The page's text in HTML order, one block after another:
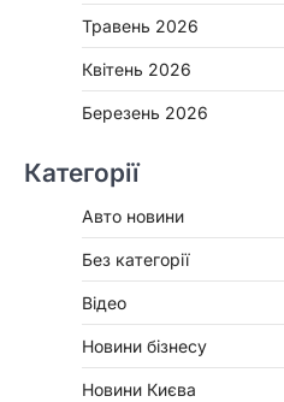
Травень 2026
Квітень 2026
Березень 2026
Категорії
Авто новини
Без категорії
Відео
Новини бізнесу
Новини Києва